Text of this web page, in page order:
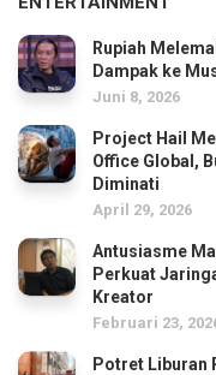
Rupiah
Dampak ke
Juni 8, 2026
Project Hail
Office Global,
Diminati
April 29, 2026
Antusiasme
Perkuat
Kreator
Februari 23,
Potret Liburan